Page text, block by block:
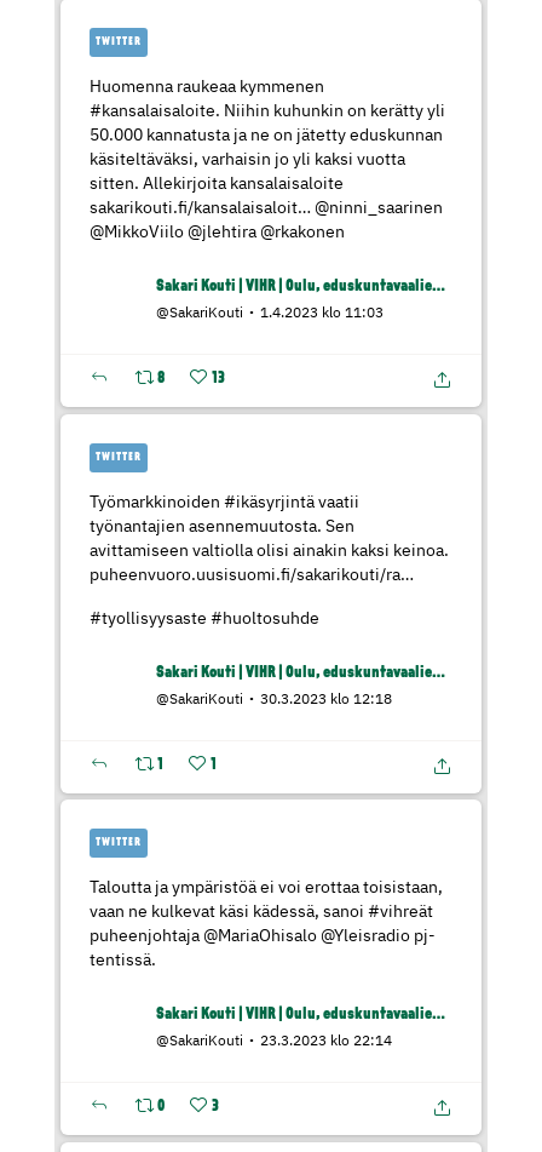
Huomenna raukeaa kymmenen
#kansalaisaloite. Niihin kuhunkin on kerätty yli
50.000 kannatusta ja ne on jätetty eduskunnan
käsiteltäväksi, varhaisin jo yli kaksi vuotta
sitten. Allekirjoita kansalaisaloite
sakarikouti.fi/kansalaisaloit… @ninni_saarinen
@MikkoViilo @jlehtira @rkakonen
Sakari Kouti | VIHR | Oulu, eduskuntavaaliehdokas
@SakariKouti
1.4.2023 klo 11:03
TWITTER
8 13
Työmarkkinoiden#ikäsyrjintävaatii
työnantajien asennemuutosta. Sen
avittamiseen valtiolla olisi ainakin kaksi keinoa.
puheenvuoro.uusisuomi.fi/sakarikouti/ra…
#tyollisyysaste #huoltosuhde
Sakari Kouti | VIHR | Oulu, eduskuntavaaliehdokas
@SakariKouti
30.3.2023 klo 12:18
TWITTER
1 1
Taloutta ja ympäristöä ei voi erottaa toisistaan,
vaan ne kulkevat käsi kädessä, sanoi#vihreät
puheenjohtaja @MariaOhisalo @Yleisradio pj-
tentissä.
Sakari Kouti | VIHR | Oulu, eduskuntavaaliehdokas
@SakariKouti
23.3.2023 klo 22:14
TWITTER
0 3